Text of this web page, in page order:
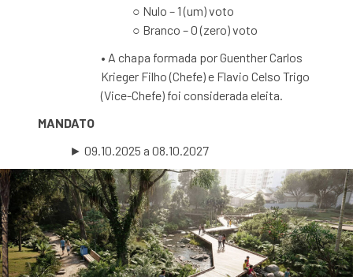
○ Nulo – 1 (um) voto
○ Branco – 0 (zero) voto
• A chapa formada por Guenther Carlos
Krieger Filho (Chefe) e Flavio Celso Trigo
(Vice-Chefe) foi considerada eleita.
MANDATO
► 09.10.2025 a 08.10.2027